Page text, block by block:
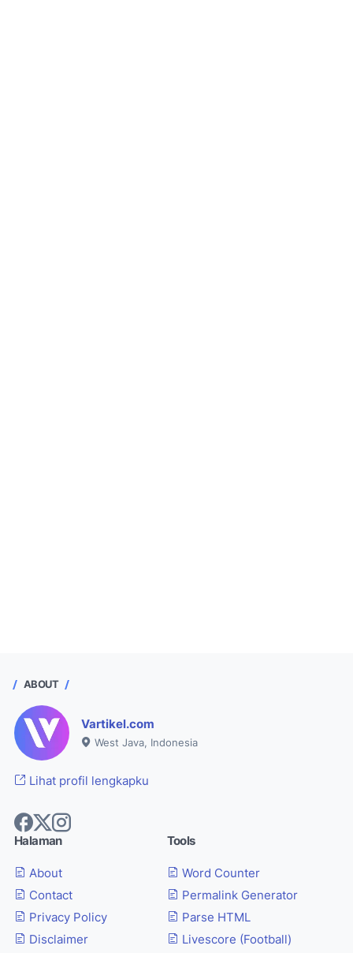
ABOUT
Vartikel.com
West Java, Indonesia
Lihat profil lengkapku
Halaman
About
Contact
Privacy Policy
Disclaimer
Tools
Word Counter
Permalink Generator
Parse HTML
Livescore (Football)